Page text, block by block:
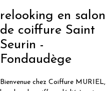
relooking en salon
de coiffure Saint
Seurin -
Fondaudège
Bienvenue chez Coiffure MURIEL,